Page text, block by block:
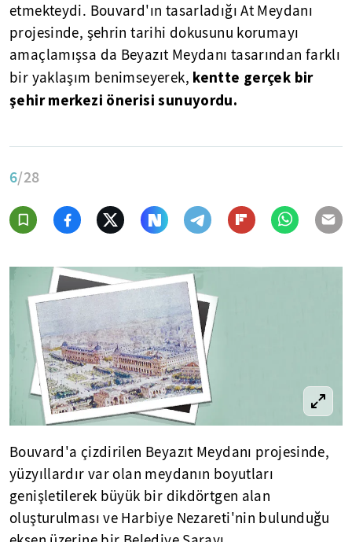
etmekteydi. Bouvard'ın tasarladığı At Meydanı
projesinde, şehrin tarihi dokusunu korumayı
amaçlamışsa da Beyazıt Meydanı tasarından farklı
bir yaklaşım benimseyerek, kentte gerçek bir
şehir merkezi önerisi sunuyordu.
6/28
Bouvard'a çizdirilen Beyazıt Meydanı projesinde,
yüzyıllardır var olan meydanın boyutları
genişletilerek büyük bir dikdörtgen alan
oluşturulması ve Harbiye Nezareti'nin bulunduğu